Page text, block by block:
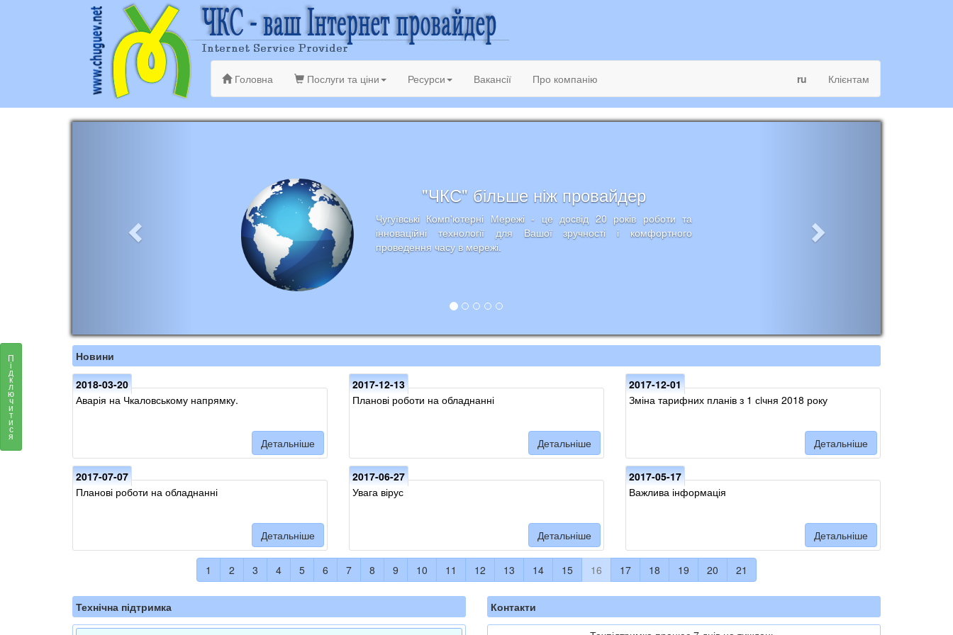
Головна Послуги та ціни Ресурси Вакансії Про компанію ru Клієнтам
"ЧКС" більше ніж провайдер
Чугуївські Комп'ютерні Мережі - це досвід 20 років роботи та
інноваційні технології для Вашої зручності і комфортного
проведення часу в мережі.
Новини
2018-03-20
Аварія на Чкаловському напрямку.
Детальніше
2017-12-13
Планові роботи на обладнанні
Детальніше
2017-12-01
Зміна тарифних планів з 1 сiчня 2018 року
Детальніше
2017-07-07
Планові роботи на обладнанні
Детальніше
2017-06-27
Увага вірус
Детальніше
2017-05-17
Важлива інформація
Детальніше
1 2 3 4 5 6 7 8 9 10 11 12 13 14 15 16 17 18 19 20 21
Технічна підтримка
Контакти
П
і
д
к
л
ю
ч
и
т
и
с
я